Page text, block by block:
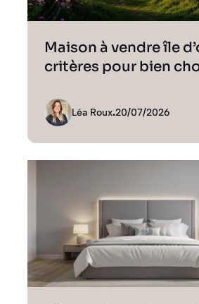
Maison à vendre île
critères pour bien
Léa Roux.20/07/2026